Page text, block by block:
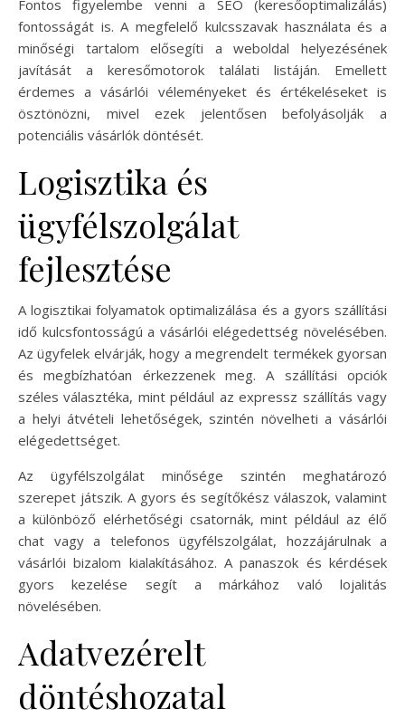
Fontos figyelembe venni a SEO (keresőoptimalizálás)
fontosságát is. A megfelelő kulcsszavak használata és a
minőségi tartalom elősegíti a weboldal helyezésének
javítását a keresőmotorok találati listáján. Emellett
érdemes a vásárlói véleményeket és értékeléseket is
ösztönözni, mivel ezek jelentősen befolyásolják a
potenciális vásárlók döntését.
Logisztika és
ügyfélszolgálat
fejlesztése
A logisztikai folyamatok optimalizálása és a gyors szállítási
idő kulcsfontosságú a vásárlói elégedettség növelésében.
Az ügyfelek elvárják, hogy a megrendelt termékek gyorsan
és megbízhatóan érkezzenek meg. A szállítási opciók
széles választéka, mint például az expressz szállítás vagy
a helyi átvételi lehetőségek, szintén növelheti a vásárlói
elégedettséget.
Az ügyfélszolgálat minősége szintén meghatározó
szerepet játszik. A gyors és segítőkész válaszok, valamint
a különböző elérhetőségi csatornák, mint például az élő
chat vagy a telefonos ügyfélszolgálat, hozzájárulnak a
vásárlói bizalom kialakításához. A panaszok és kérdések
gyors kezelése segít a márkához való lojalitás
növelésében.
Adatvezérelt
döntéshozatal